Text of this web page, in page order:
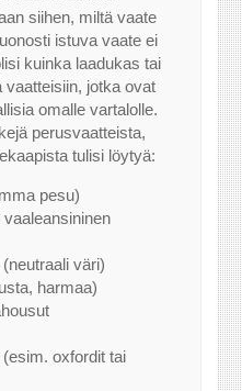
siihen, miltä vaate
istuva vaate ei
kuinka laadukas tai
vaatteisiin, jotka ovat
omalle vartalolle.
perusvaatteista,
tulisi löytyä:
pesu)
väri)
harmaa)
oxfordit tai